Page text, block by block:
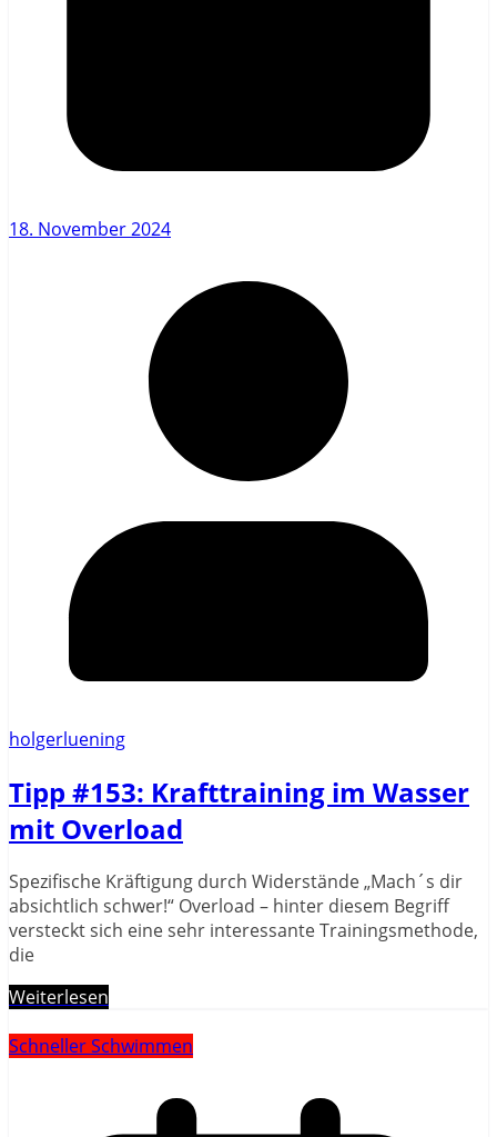
18. November 2024
holgerluening
Tipp #153: Krafttraining im Wasser
mit Overload
Spezifische Kräftigung durch Widerstände „Mach´s dir
absichtlich schwer!“ Overload – hinter diesem Begriff
versteckt sich eine sehr interessante Trainingsmethode,
die
Weiterlesen
Schneller Schwimmen